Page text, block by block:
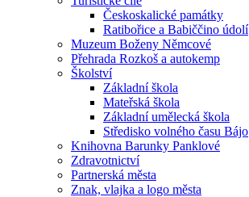
Českoskalické památky
Ratibořice a Babiččino údolí
Muzeum Boženy Němcové
Přehrada Rozkoš a autokemp
Školství
Základní škola
Mateřská škola
Základní umělecká škola
Středisko volného času Bájo
Knihovna Barunky Panklové
Zdravotnictví
Partnerská města
Znak, vlajka a logo města